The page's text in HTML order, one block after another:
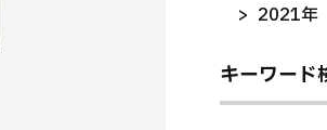
2021年
キーワード